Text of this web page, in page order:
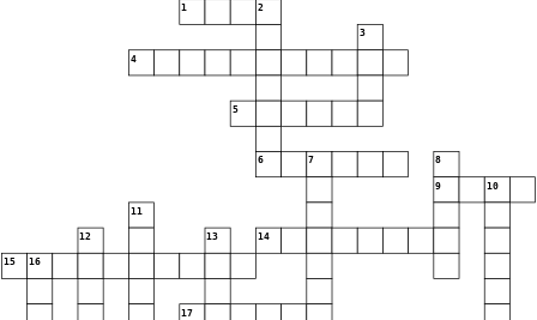
1 2
3
4
5
6 7 8
9 10
11
12 13 14
15 16
17